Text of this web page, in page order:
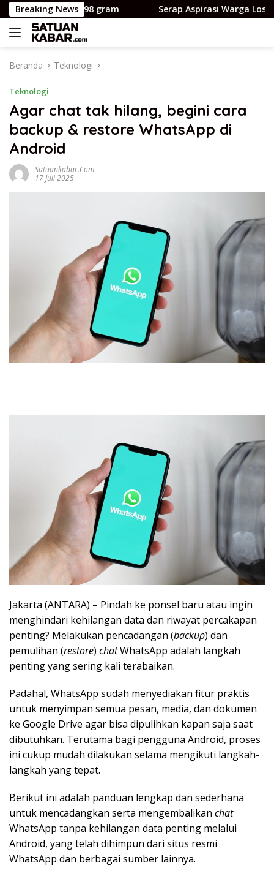
Langsung
ke
konten
Breaking News
cuma 798 gram Serap Aspirasi Warga Losso, Ajbar
Beranda Teknologi
Teknologi
Agar chat tak hilang, begini cara
backup & restore WhatsApp di
Android
Satuankabar.com
17 Juli 2025
Jakarta (ANTARA) – Pindah ke ponsel baru atau ingin
menghindari kehilangan data dan riwayat percakapan
penting? Melakukan pencadangan (backup) dan
pemulihan (restore) chatWhatsApp adalah langkah
penting yang sering kali terabaikan.
Padahal, WhatsApp sudah menyediakan fitur praktis
untuk menyimpan semua pesan, media, dan dokumen
ke Google Drive agar bisa dipulihkan kapan saja saat
dibutuhkan. Terutama bagi pengguna Android, proses
ini cukup mudah dilakukan selama mengikuti langkah-
langkah yang tepat.
Berikut ini adalah panduan lengkap dan sederhana
untuk mencadangkan serta mengembalikan chat
WhatsApp tanpa kehilangan data penting melalui
Android, yang telah dihimpun dari situs resmi
WhatsApp dan berbagai sumber lainnya.